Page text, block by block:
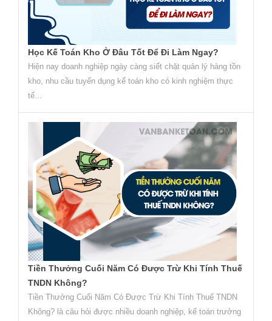
Học Kế Toán Kho Ở Đâu Tốt Để Đi Làm Ngay?
Hiện nay doanh nghiệp ngày càng siết chặt quản lý hàng tồn
kho, nhu cầu tuyển dụng kế toán kho có kinh nghiệm thực
tế...
Tiền Thưởng Cuối Năm Có Được Trừ Khi Tính Thuế
TNDN Không?
Tiền Thưởng Cuối Năm Có Được Trừ Khi Tính Thuế TNDN
Không? là câu hỏi được nhiều doanh nghiệp, kế toán trưởng